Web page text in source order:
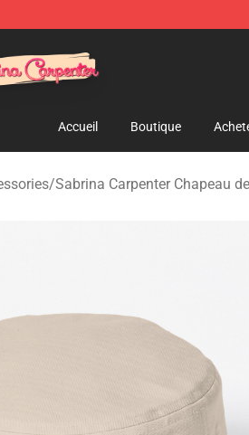
Accueil Boutique
/Sabrina Carpenter Chapeau